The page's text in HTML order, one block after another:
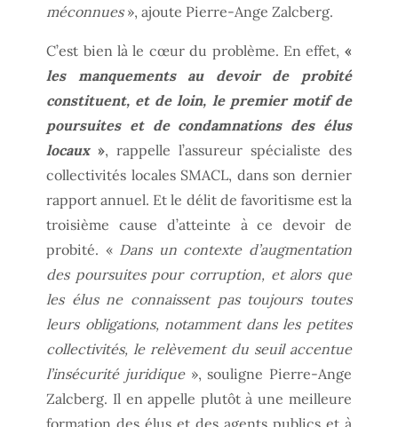
méconnues», ajoute Pierre-Ange Zalcberg.
C’est bien là le cœur du problème. En effet, «
les manquements au devoir de probité
constituent, et de loin, le premier motif de
poursuites et de condamnations des élus
locaux», rappelle l’assureur spécialiste des
collectivités locales SMACL, dans son dernier
rapport annuel. Et le délit de favoritisme est la
troisième cause d’atteinte à ce devoir de
probité. « Dans un contexte d’augmentation
des poursuites pour corruption, et alors que
les élus ne connaissent pas toujours toutes
leurs obligations, notamment dans les petites
collectivités, le relèvement du seuil accentue
l’insécurité juridique», souligne Pierre-Ange
Zalcberg. Il en appelle plutôt à une meilleure
formation des élus et des agents publics et à